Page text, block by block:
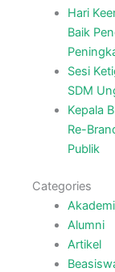
Hari
Baik
Sesi
SDM
Kepala
Re-
Publik
Categories
Alumni
Artikel